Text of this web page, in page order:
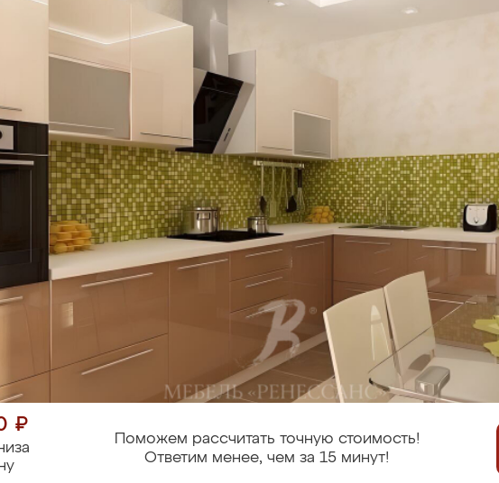
₽
Поможем рассчитать точную стоимость!
Ответим менее, чем за 15 минут!